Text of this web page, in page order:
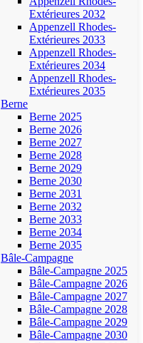
Extérieures 2032
Appenzell Rhodes-
Extérieures 2033
Appenzell Rhodes-
Extérieures 2034
Appenzell Rhodes-
Extérieures 2035
Berne
Berne 2025
Berne 2026
Berne 2027
Berne 2028
Berne 2029
Berne 2030
Berne 2031
Berne 2032
Berne 2033
Berne 2034
Berne 2035
Bâle-Campagne
Bâle-Campagne 2025
Bâle-Campagne 2026
Bâle-Campagne 2027
Bâle-Campagne 2028
Bâle-Campagne 2029
Bâle-Campagne 2030